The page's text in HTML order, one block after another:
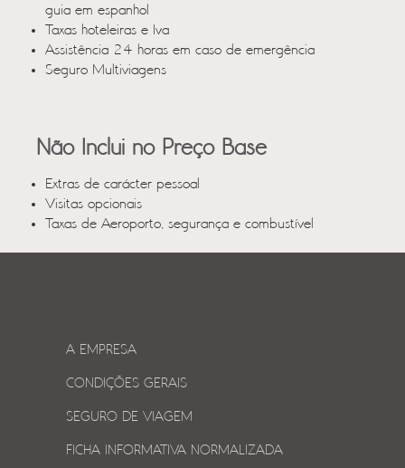
guia em espanhol
Taxas hoteleiras e Iva
Assistência 24 horas em caso de emergência
Seguro Multiviagens
Não Inclui no Preço Base
Extras de carácter pessoal
Visitas opcionais
Taxas de Aeroporto, segurança e combustível
A EMPRESA
CONDIÇÕES GERAIS
SEGURO DE VIAGEM
FICHA INFORMATIVA NORMALIZADA